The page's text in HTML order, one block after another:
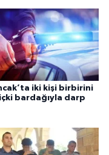
iki kişi birbirini
içki bardağıyla darp